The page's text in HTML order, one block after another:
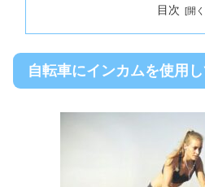
目次
自転車にインカムを使用